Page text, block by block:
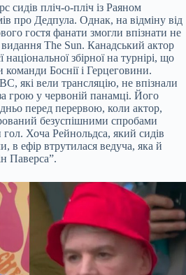
сидів пліч-о-пліч із Раяном
про Дедпула. Однак, на відміну від
гостя фанати змогли впізнати не
The Sun. Канадський актор
збірної на турнірі, що
Боснії і Герцеговини.
які вели трансляцію, не впізнали
грою у червоній панамці. Його
перед перервою, коли актор,
безуспішними спробами
гол. Хоча Рейнольдса, який сидів
в ефір втрутилася ведуча, яка й
Паверса”.